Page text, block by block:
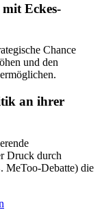
Eckes-
Chance
und den
an ihrer
Druck durch
MeToo-Debatte) die